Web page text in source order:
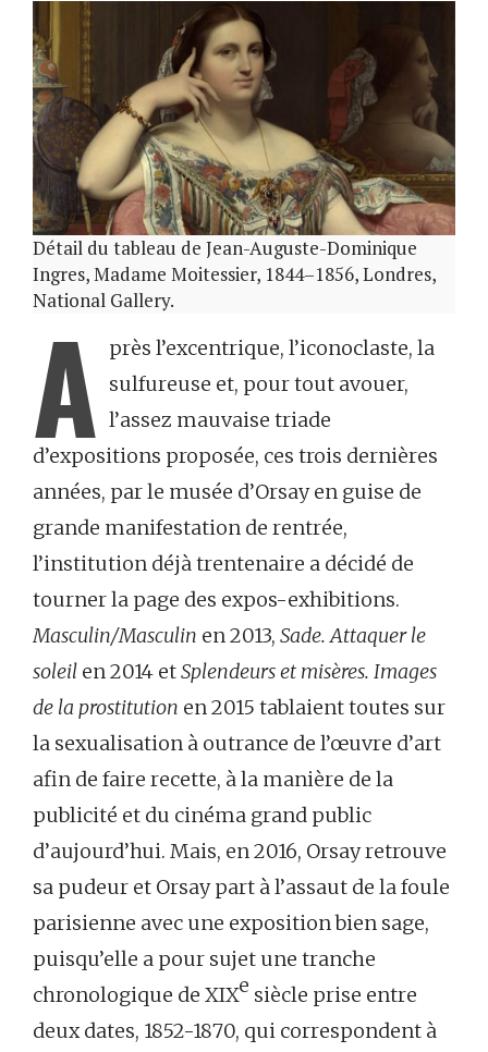
Détail du tableau de Jean-Auguste-Dominique
Ingres, Madame Moitessier, 1844–1856, Londres,
National Gallery.
A près l’excentrique, l’iconoclaste, la
sulfureuse et, pour tout avouer,
l’assez mauvaise triade
d’expositions proposée, ces trois dernières
années, par le musée d’Orsay en guise de
grande manifestation de rentrée,
l’institution déjà trentenaire a décidé de
tourner la page des expos-exhibitions.
Masculin/Masculin en 2013, Sade. Attaquer le
soleil en 2014 etSplendeurs et misères. Images
de la prostitution en 2015 tablaient toutes sur
la sexualisation à outrance de l’œuvre d’art
afin de faire recette, à la manière de la
publicité et du cinéma grand public
d’aujourd’hui. Mais, en 2016, Orsay retrouve
sa pudeur et Orsay part à l’assaut de la foule
parisienne avec une exposition bien sage,
puisqu’elle a pour sujet une tranche
chronologique de XIXe siècle prise entre
deux dates, 1852-1870, qui correspondent à